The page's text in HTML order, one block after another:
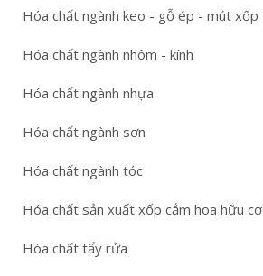
Hóa chất ngành keo - gỗ ép - mút xốp
Hóa chất ngành nhôm - kính
Hóa chất ngành nhựa
Hóa chất ngành sơn
Hóa chất ngành tóc
Hóa chất sản xuất xốp cắm hoa hữu cơ
Hóa chất tẩy rửa